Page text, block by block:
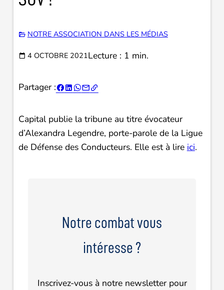
NOTRE ASSOCIATION DANS LES MÉDIAS
4 OCTOBRE 2021Lecture : 1 min.
Partager :
Capital publie la tribune au titre évocateur
d’Alexandra Legendre, porte-parole de la Ligue
de Défense des Conducteurs. Elle est à lire ici.
Notre combat vous
intéresse ?
Inscrivez-vous à notre newsletter pour